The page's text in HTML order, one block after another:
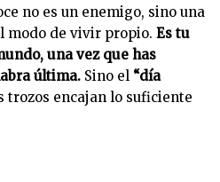
no es un enemigo, sino una
modo de vivir propio. Es tu
una vez que has
última. Sino el “día
trozos encajan lo suficiente